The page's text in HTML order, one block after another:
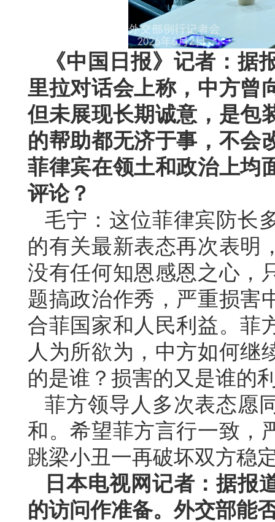
《中国日报》记者：据
里拉对话会上称，中方曾
但未展现长期诚意，是包
的帮助都无济于事，不会
菲律宾在领土和政治上均
评论？
毛宁：这位菲律宾防长
的有关最新表态再次表明
没有任何知恩感恩之心，
题搞政治作秀，严重损害
合菲国家和人民利益。菲
人为所欲为，中方如何继
的是谁？损害的又是谁的
菲方领导人多次表态愿
和。希望菲方言行一致，
跳梁小丑一再破坏双方稳
日本电视网记者：据报
的访问作准备。外交部能